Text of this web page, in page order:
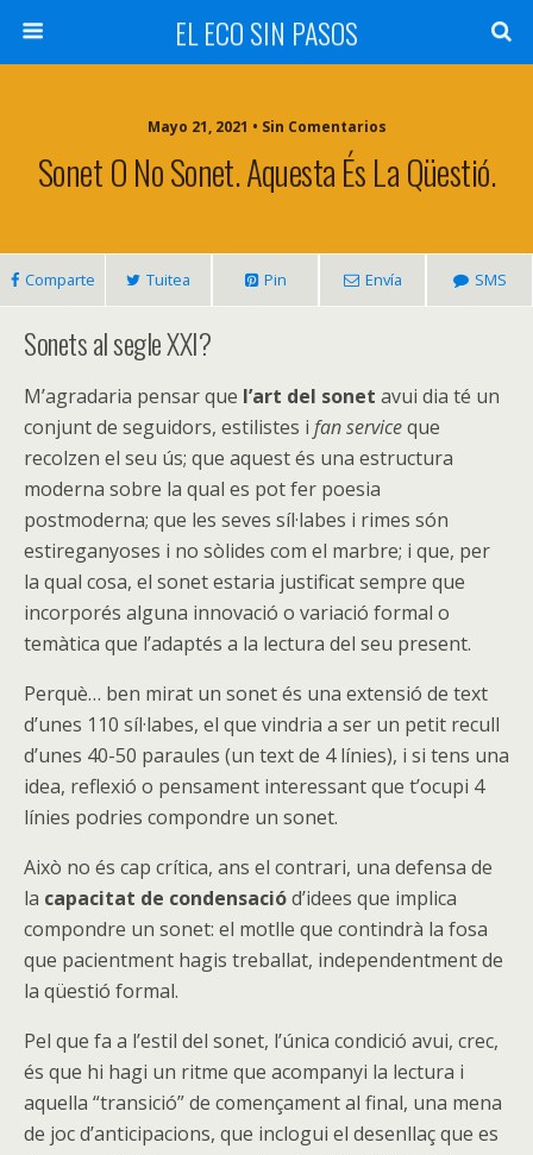
EL ECO SIN PASOS
Mayo 21, 2021 • Sin Comentarios
Sonet O No Sonet. Aquesta És La Qüestió.
Comparte Tuitea Pin Envía SMS
Sonets al segle XXI?
M’agradaria pensar que l’art del sonet avui dia té un
conjunt de seguidors, estilistes i fan serviceque
recolzen el seu ús; que aquest és una estructura
moderna sobre la qual es pot fer poesia
postmoderna; que les seves síl·labes i rimes són
estireganyoses i no sòlides com el marbre; i que, per
la qual cosa, el sonet estaria justificat sempre que
incorporés alguna innovació o variació formal o
temàtica que l’adaptés a la lectura del seu present.
Perquè… ben mirat un sonet és una extensió de text
d’unes 110 síl·labes, el que vindria a ser un petit recull
d’unes 40-50 paraules (un text de 4 línies), i si tens una
idea, reflexió o pensament interessant que t’ocupi 4
línies podries compondre un sonet.
Això no és cap crítica, ans el contrari, una defensa de
la capacitat de condensaciód’idees que implica
compondre un sonet: el motlle que contindrà la fosa
que pacientment hagis treballat, independentment de
la qüestió formal.
Pel que fa a l’estil del sonet, l’única condició avui, crec,
és que hi hagi un ritme que acompanyi la lectura i
aquella “transició” de començament al final, una mena
de joc d’anticipacions, que inclogui el desenllaç que es